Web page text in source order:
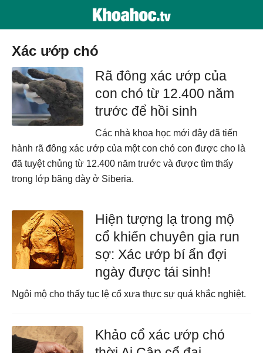
xác ướp chó
Rã đông xác ướp của
con chó từ 12.400 năm
trước để hồi sinh
Các nhà khoa học mới đây đã tiến
hành rã đông xác ướp của một con chó con được cho là
đã tuyệt chủng từ 12.400 năm trước và được tìm thấy
trong lớp băng dày ở Siberia.
Hiện tượng lạ trong mộ
cổ khiến chuyên gia run
sợ: Xác ướp bí ẩn đợi
ngày được tái sinh!
Ngôi mộ cho thấy tục lệ cổ xưa thực sự quá khắc nghiệt.
Khảo cổ xác ướp chó